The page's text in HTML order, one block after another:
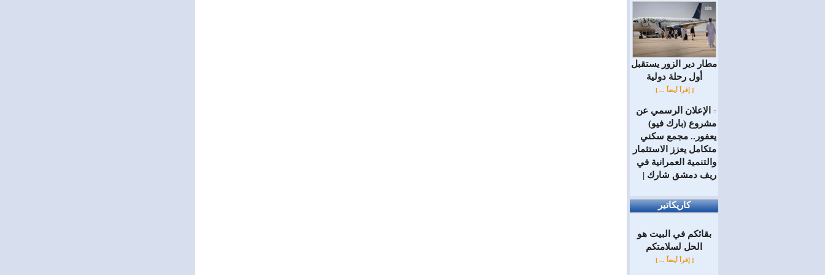
مطار دير الزور يستقبل
أول رحلة دولية
[ إقرأ أيضاً ... ]
=
الإعلان الرسمي عن
مشروع (بارك فيو)
يعفور.. مجمع سكني
متكامل يعزز الاستثمار
والتنمية العمرانية في
ريف دمشق شارك |
كاريكاتير
بقائكم في البيت هو
الحل لسلامتكم
[ إقرأ أيضاً ... ]